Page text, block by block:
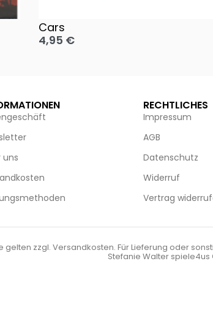
Cars
4,95 €
uns
RECHTLICHES
Impressum
AGB
Datenschutz
Widerruf
Vertrag
gelten zzgl. Versandkosten. Für Lieferung oder
Stefanie Walter